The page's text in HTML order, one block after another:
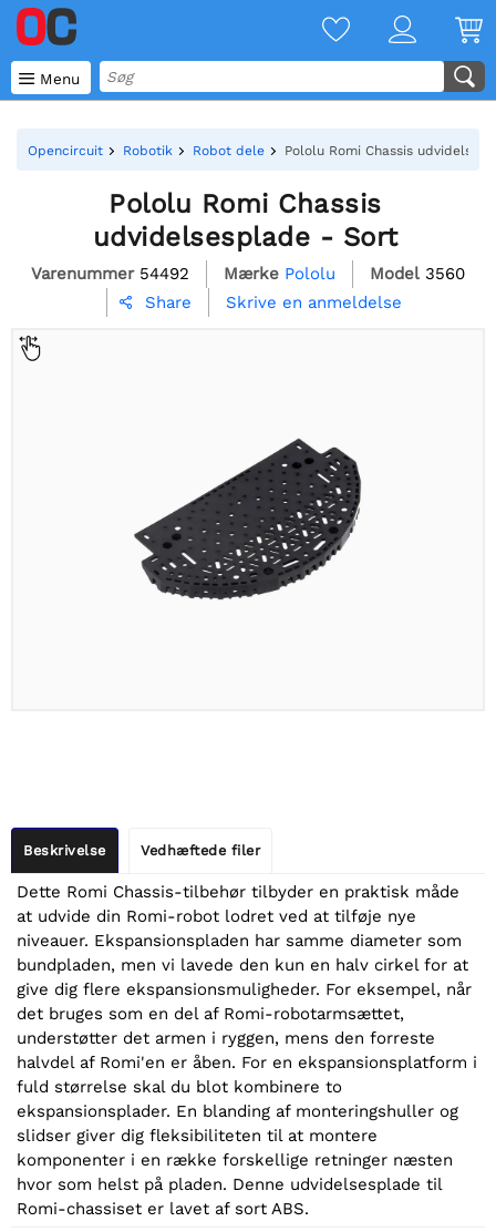
 Menu
Opencircuit Robotik Robot dele Pololu Romi Chassis
Pololu Romi Chassis
udvidelsesplade - Sort
Varenummer 54492 Mærke Pololu Model 3560
 Share Skrive en anmeldelse
Beskrivelse Vedhæftede filer
Dette Romi Chassis-tilbehør tilbyder en praktisk måde
at udvide din Romi-robot lodret ved at tilføje nye
niveauer. Ekspansionspladen har samme diameter som
bundpladen, men vi lavede den kun en halv cirkel for at
give dig flere ekspansionsmuligheder. For eksempel, når
det bruges som en del af Romi-robotarmsættet,
understøtter det armen i ryggen, mens den forreste
halvdel af Romi'en er åben. For en ekspansionsplatform i
fuld størrelse skal du blot kombinere to
ekspansionsplader. En blanding af monteringshuller og
slidser giver dig fleksibiliteten til at montere
komponenter i en række forskellige retninger næsten
hvor som helst på pladen. Denne udvidelsesplade til
Romi-chassiset er lavet af sort ABS.